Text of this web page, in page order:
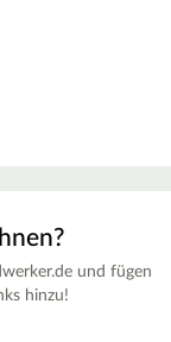
und fügen
hinzu!